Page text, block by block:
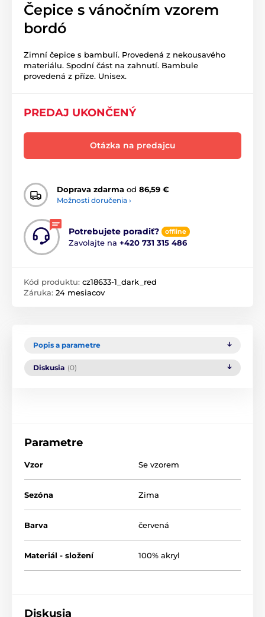
Čepice s vánočním vzorem
bordó
Zimní čepice s bambulí. Provedená z nekousavého
materiálu. Spodní část na zahnutí. Bambule
provedená z příze. Unisex.
PREDAJ UKONČENÝ
Otázka na predajcu
Doprava zdarma od 86,59 €
Možnosti doručenia ›
Potrebujete poradiť? offline
Zavolajte na +420 731 315 486
Kód produktu: cz18633-1_dark_red
Záruka: 24 mesiacov
Popis a parametre
Diskusia (0)
Parametre
Vzor Se vzorem
Sezóna Zima
Barva červená
Materiál - složení 100% akryl
Diskusia